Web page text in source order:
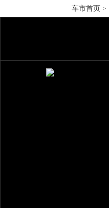
车市首页 >